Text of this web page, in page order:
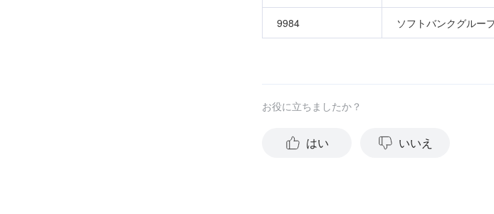
9984 ソフトバンクグルー
お役に立ちましたか？
はい いいえ